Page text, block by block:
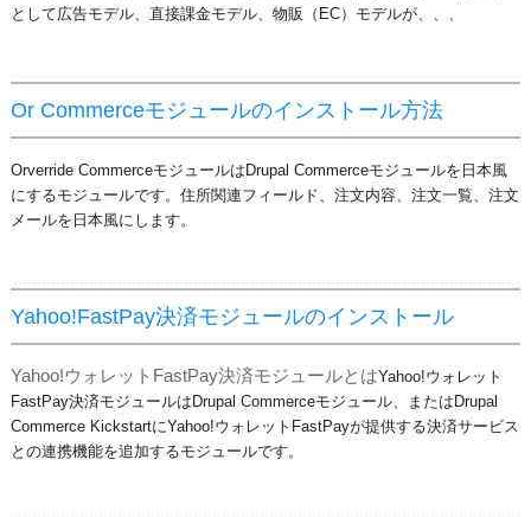
として広告モデル、 直接課金モデル、 物販（EC）モデルが、、、
Or Commerceモジュールのインストール方法
Orverride CommerceモジュールはDrupal Commerceモジュールを日本風
にするモジュールです。住所関連フィールド、注文内容、注文一覧、注文
メールを日本風にします。
Yahoo!FastPay決済モジュールのインストール
Yahoo!ウォレットFastPay決済モジュールとはYahoo!ウォレット
FastPay決済モジュールはDrupal Commerceモジュール、またはDrupal
Commerce KickstartにYahoo!ウォレットFastPayが提供する決済サービス
との連携機能を追加するモジュールです。